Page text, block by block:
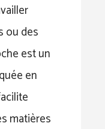
ou des
est un
en
matières